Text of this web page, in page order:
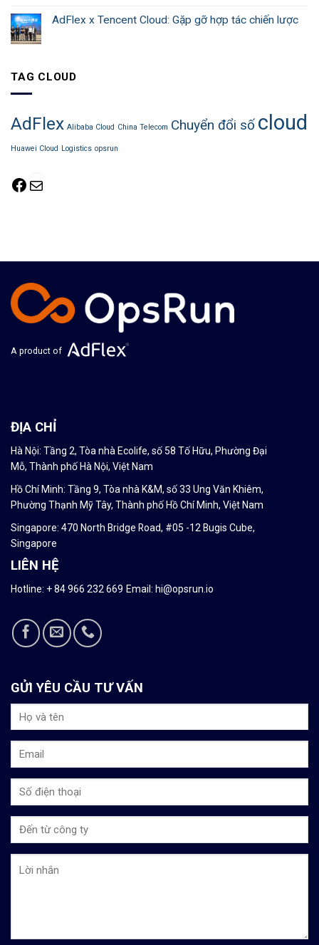
AdFlex x Tencent Cloud: Gặp gỡ hợp tác chiến lược
TAG CLOUD
AdFlex Alibaba Cloud China Telecom Chuyển đổi số cloud
Huawei Cloud Logistics opsrun
Facebook
A product of
ĐỊA CHỈ
Hà Nội: Tầng 2, Tòa nhà Ecolife, số 58 Tố Hữu, Phường Đại
Mỗ, Thành phố Hà Nội, Việt Nam
Hồ Chí Minh: Tầng 9, Tòa nhà K&M, số 33 Ung Văn Khiêm,
Phường Thạnh Mỹ Tây, Thành phố Hồ Chí Minh, Việt Nam
Singapore: 470 North Bridge Road, #05 -12 Bugis Cube,
Singapore
LIÊN HỆ
Hotline: + 84966 232 669 Email: hi@opsrun.io
GỬI YÊU CẦU TƯ VẤN